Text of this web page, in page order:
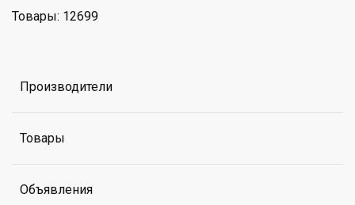
Товары: 12699
Производители
Товары
Объявления